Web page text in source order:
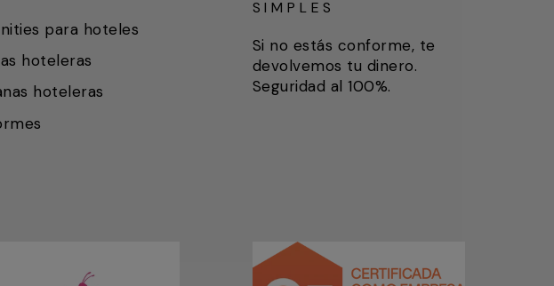
para hoteles
hoteleras
hoteleras
SIMPLES
Si no estás conforme, te
devolvemos tu dinero.
Seguridad al 100%.